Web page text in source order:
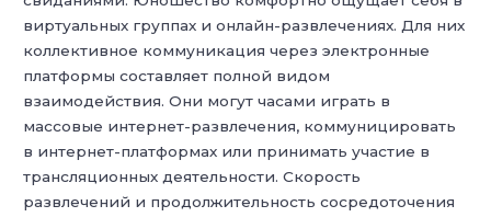
виртуальных группах и онлайн-развлечениях. Для них
коллективное коммуникация через электронные
платформы составляет полной видом
взаимодействия. Они могут часами играть в
массовые интернет-развлечения, коммуницировать
в интернет-платформах или принимать участие в
трансляционных деятельности. Скорость
развлечений и продолжительность сосредоточения